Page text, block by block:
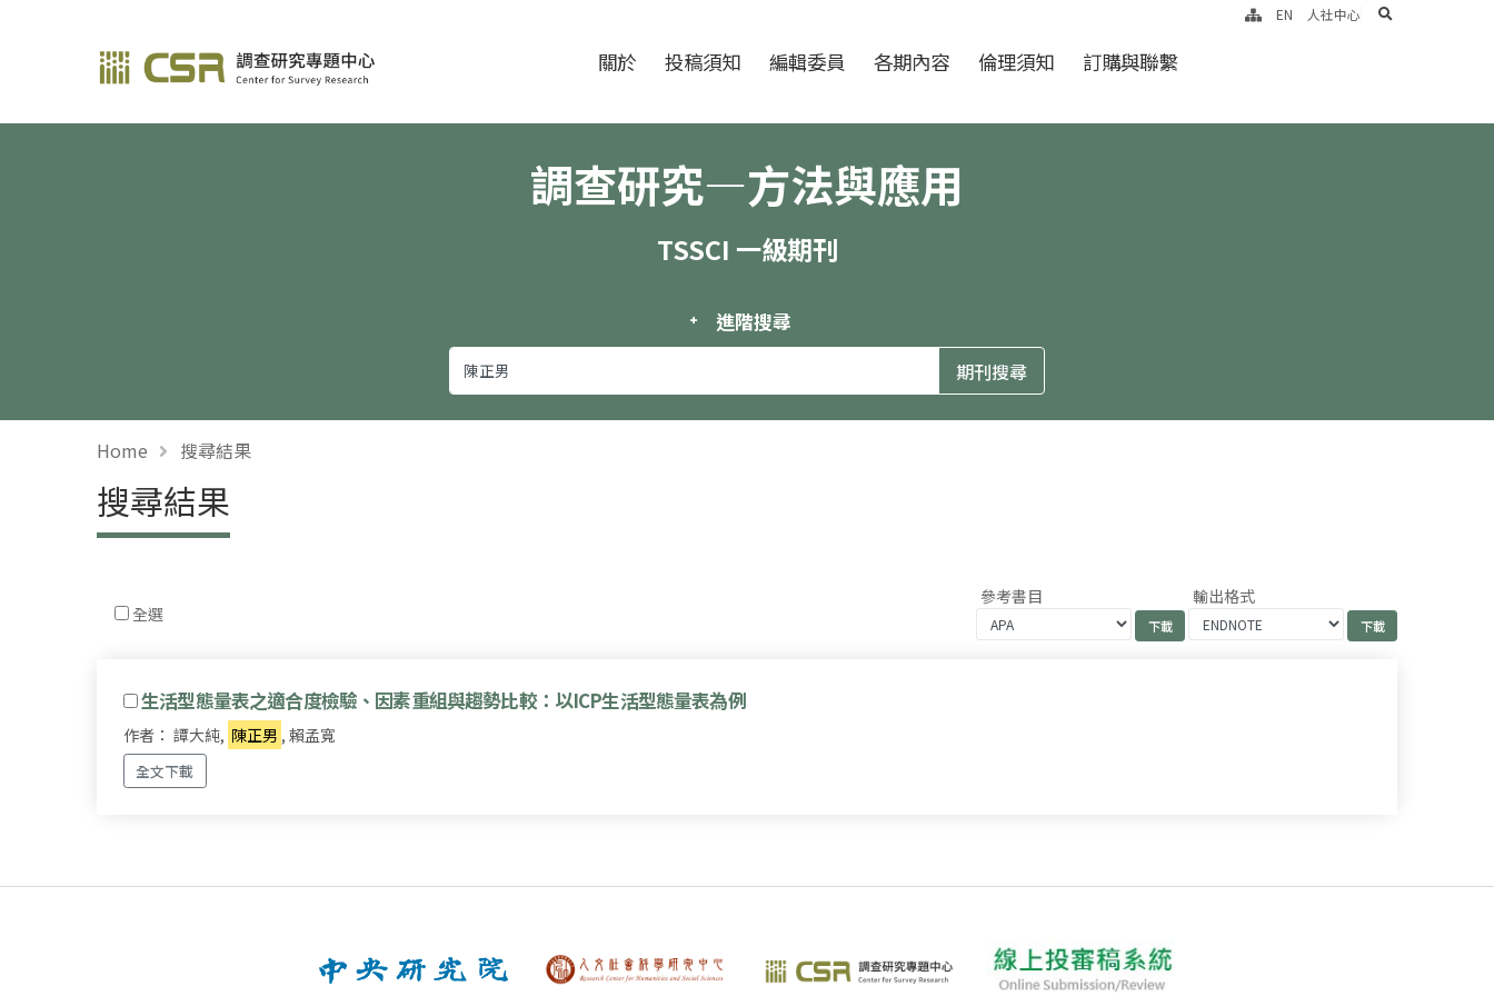
調查研究—方法與應用期刊 關於 投稿須知 編輯委員 各期內容 倫理須知 訂購與聯繫
EN 人社中心 search
調查研究—方法與應用
TSSCI 一級期刊
進階搜尋
Home 搜尋結果
搜尋結果
全選
參考書目 輸出格式
生活型態量表之適合度檢驗、因素重組與趨勢比較：以ICP生活型態量表為例
作者： 譚大純, 陳正男 , 賴孟寬
全文下載